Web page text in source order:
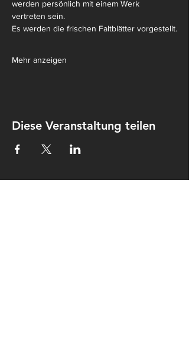
werden persönlich mit einem Werk
vertreten sein.
Es werden die frischen Faltblätter vorgestellt.
Mehr anzeigen
Diese Veranstaltung teilen